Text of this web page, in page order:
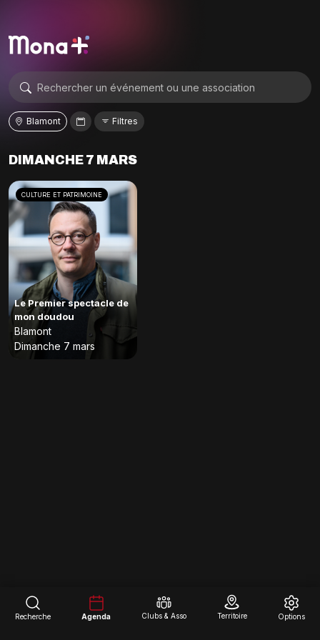
Blamont Filtres
DIMANCHE 7 MARS
CULTURE ET PATRIMOINE
Le Premier spectacle de
mon doudou
Blamont
Dimanche 7 mars
Recherche Agenda Clubs & Asso Territoire Options